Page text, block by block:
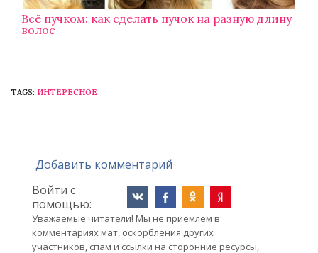
Всё пучком: как сделать пучок на разную длину
волос
TAGS: ИНТЕРЕСНОЕ
Добавить комментарий
Войти с
помощью:
Уважаемые читатели! Мы не приемлем в
комментариях мат, оскорбления других
участников, спам и ссылки на сторонние ресурсы,